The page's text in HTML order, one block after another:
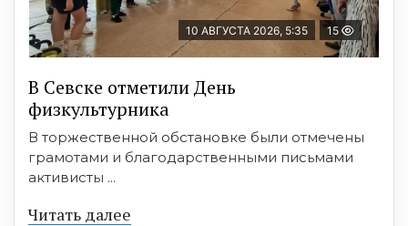
10 АВГУСТА 2026, 5:35 15
В Севске отметили День
физкультурника
В торжественной обстановке были отмечены
грамотами и благодарственными письмами
активисты ...
Читать далее